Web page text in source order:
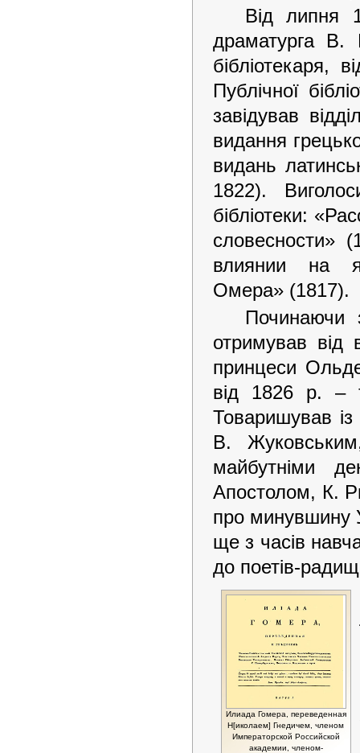
Від липня
драматурга В.
бібліотекаря,
Публічної
завідував
видання
видань
1822).
бібліотеки:
словесности»
влиянии на
Омера» (1817).
Починаючи
отримував від
принцеси
від 1826 р. –
Товаришував
В.
майбутніми
Апостолом, К.
про минувшину
ще з часів
до поетів-
Илиада Гомера, переведенная
Н[иколаем] Гнедичем, членом
Императорской Российской
академии, членом-